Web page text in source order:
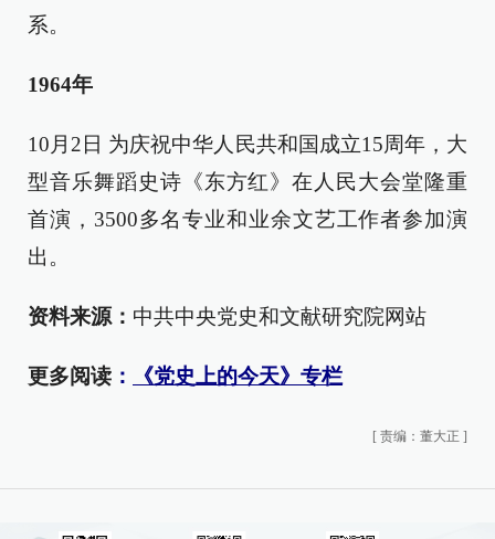
系。
1964年
10月2日 为庆祝中华人民共和国成立15周年，大
型音乐舞蹈史诗《东方红》在人民大会堂隆重
首演，3500多名专业和业余文艺工作者参加演
出。
资料来源： 中共中央党史和文献研究院网站
更多阅读 ： 《党史上的今天》专栏
[ 责编：董大正 ]